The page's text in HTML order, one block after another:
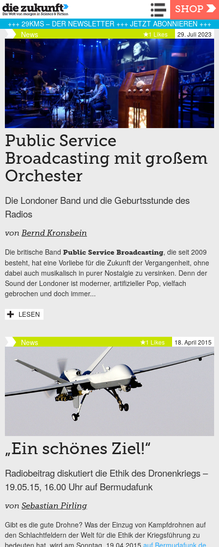
Navigation
SHOP
+++ 29KMS – DER NEWSLETTER +++ JETZT ABONNIEREN +++
News
29. Juli 2023
1 Likes
Public Service
Broadcasting mit großem
Orchester
Die Londoner Band und die Geburtsstunde des
Radios
von Bernd Kronsbein
Die britische Band Public Service Broadcasting, die seit 2009
besteht, hat eine Vorliebe für die Zukunft der Vergangenheit, ohne
dabei auch musikalisch in purer Nostalgie zu versinken. Denn der
Sound der Londoner ist moderner, artifizieller Pop, vielfach
gebrochen und doch immer...
LESEN
News 18. April 2015
1 Likes
„Ein schönes Ziel!“
Radiobeitrag diskutiert die Ethik des Dronenkriegs –
19.05.15, 16.00 Uhr auf Bermudafunk
von Sebastian Pirling
Gibt es die gute Drohne? Was der Einzug von Kampfdrohnen auf
den Schlachtfeldern der Welt für die Ethik der Kriegsführung zu